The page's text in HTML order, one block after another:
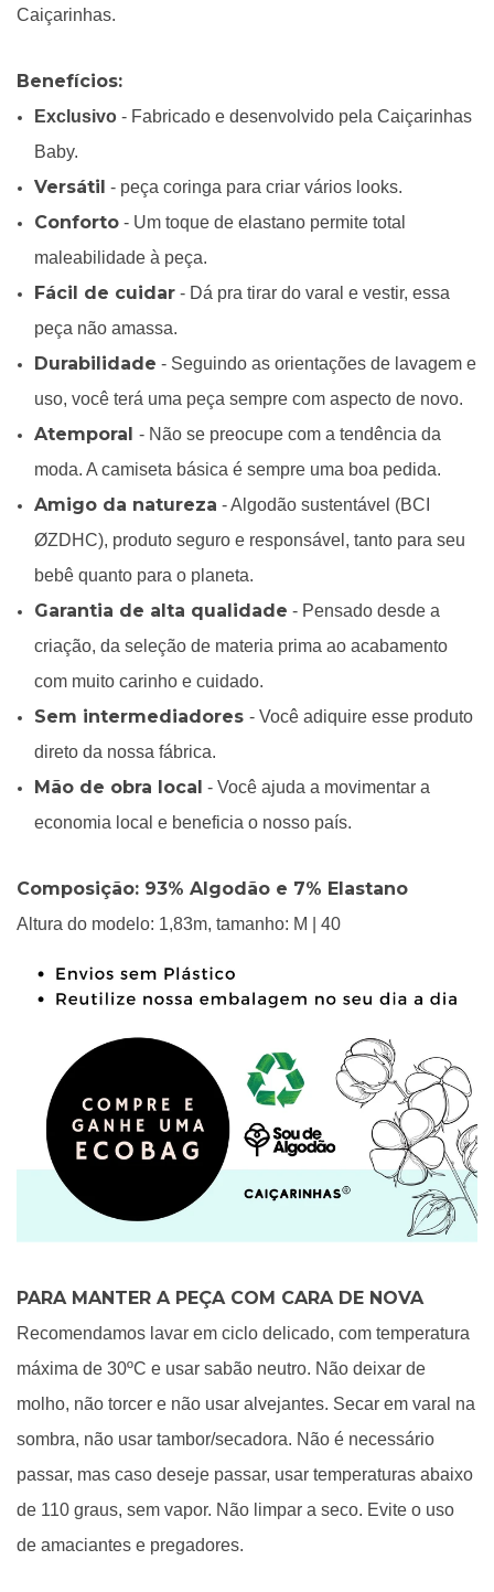
Caiçarinhas.
Benefícios:
Exclusivo - Fabricado e desenvolvido pela Caiçarinhas
Baby.
Versátil - peça coringa para criar vários looks.
Conforto - Um toque de elastano permite total
maleabilidade à peça.
Fácil de cuidar - Dá pra tirar do varal e vestir, essa
peça não amassa.
Durabilidade - Seguindo as orientações de lavagem e
uso, você terá uma peça sempre com aspecto de novo.
Atemporal - Não se preocupe com a tendência da
moda. A camiseta básica é sempre uma boa pedida.
Amigo da natureza - Algodão sustentável (BCI
ØZDHC), produto seguro e responsável, tanto para seu
bebê quanto para o planeta.
Garantia de alta qualidade - Pensado desde a
criação, da seleção de materia prima ao acabamento
com muito carinho e cuidado.
Sem intermediadores - Você adiquire esse produto
direto da nossa fábrica.
Mão de obra local - Você ajuda a movimentar a
economia local e beneficia o nosso país.
Composição: 93% Algodão e 7% Elastano
Altura do modelo: 1,83m, tamanho: M | 40
PARA MANTER A PEÇA COM CARA DE NOVA
Recomendamos lavar em ciclo delicado, com temperatura
máxima de 30ºC e usar sabão neutro. Não deixar de
molho, não torcer e não usar alvejantes. Secar em varal na
sombra, não usar tambor/secadora. Não é necessário
passar, mas caso deseje passar, usar temperaturas abaixo
de 110 graus, sem vapor. Não limpar a seco. Evite o uso
de amaciantes e pregadores.